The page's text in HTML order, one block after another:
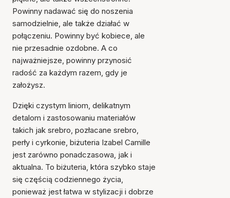
Powinny nadawać się do noszenia
samodzielnie, ale także działać w
połączeniu. Powinny być kobiece, ale
nie przesadnie ozdobne. A co
najważniejsze, powinny przynosić
radość za każdym razem, gdy je
założysz.
Dzięki czystym liniom, delikatnym
detalom i zastosowaniu materiałów
takich jak srebro, pozłacane srebro,
perły i cyrkonie, biżuteria Izabel Camille
jest zarówno ponadczasowa, jak i
aktualna. To biżuteria, która szybko staje
się częścią codziennego życia,
ponieważ jest łatwa w stylizacji i dobrze